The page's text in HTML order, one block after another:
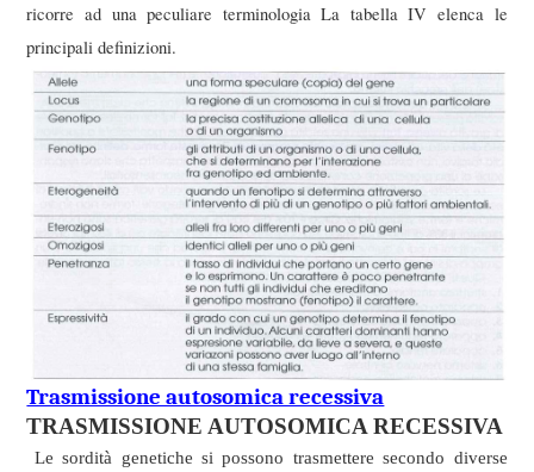
ricorre ad una peculiare terminologia La tabella IV elenca le
principali definizioni.
Trasmissione autosomica recessiva
TRASMISSIONE AUTOSOMICA RECESSIVA
Le sordità genetiche si possono trasmettere secondo diverse